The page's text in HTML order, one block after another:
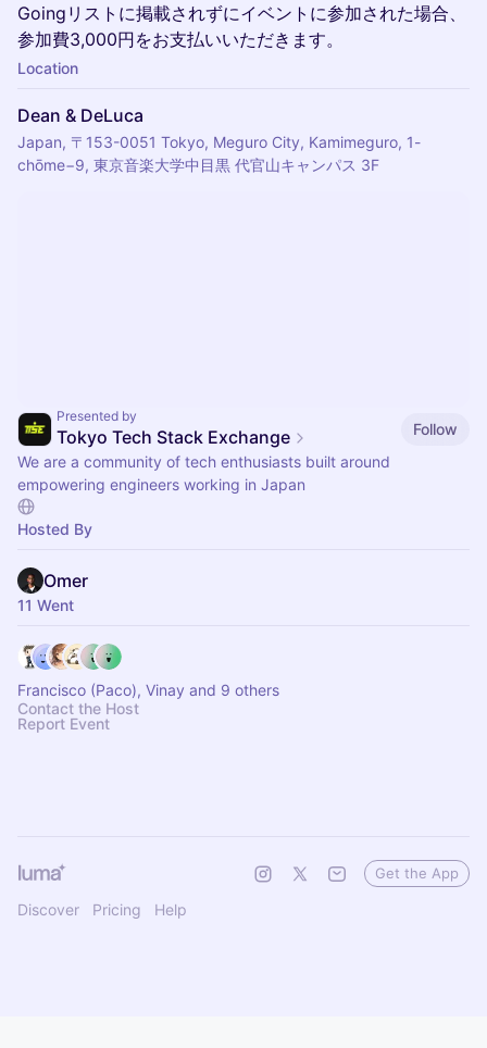
Goingリストに掲載されずにイベントに参加された場合、
参加費3,000円をお支払いいただきます。
Location
Dean & DeLuca
Japan, 〒153-0051 Tokyo, Meguro City, Kamimeguro, 1-
chōme−9, 東京音楽大学中目黒 代官山キャンパス 3F
Presented by
Tokyo Tech Stack Exchange
Follow
We are a community of tech enthusiasts built around
empowering engineers working in Japan
Hosted By
Omer
11 Went
Francisco (Paco), Vinay and 9 others
Contact the Host
Report Event
Discover Pricing Help
Get the App